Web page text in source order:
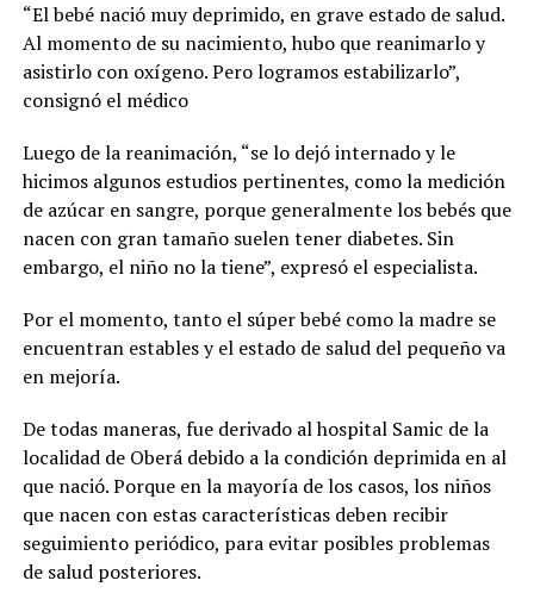
“El bebé nació muy deprimido, en grave estado de salud.
Al momento de su nacimiento, hubo que reanimarlo y
asistirlo con oxígeno. Pero logramos estabilizarlo”,
consignó el médico
Luego de la reanimación, “se lo dejó internado y le
hicimos algunos estudios pertinentes, como la medición
de azúcar en sangre, porque generalmente los bebés que
nacen con gran tamaño suelen tener diabetes. Sin
embargo, el niño no la tiene”, expresó el especialista.
Por el momento, tanto el súper bebé como la madre se
encuentran estables y el estado de salud del pequeño va
en mejoría.
De todas maneras, fue derivado al hospital Samic de la
localidad de Oberá debido a la condición deprimida en al
que nació. Porque en la mayoría de los casos, los niños
que nacen con estas características deben recibir
seguimiento periódico, para evitar posibles problemas
de salud posteriores.